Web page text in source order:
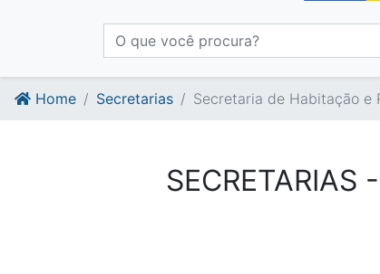
Home Secretarias Secretaria de Habitação e
SECRETARIAS